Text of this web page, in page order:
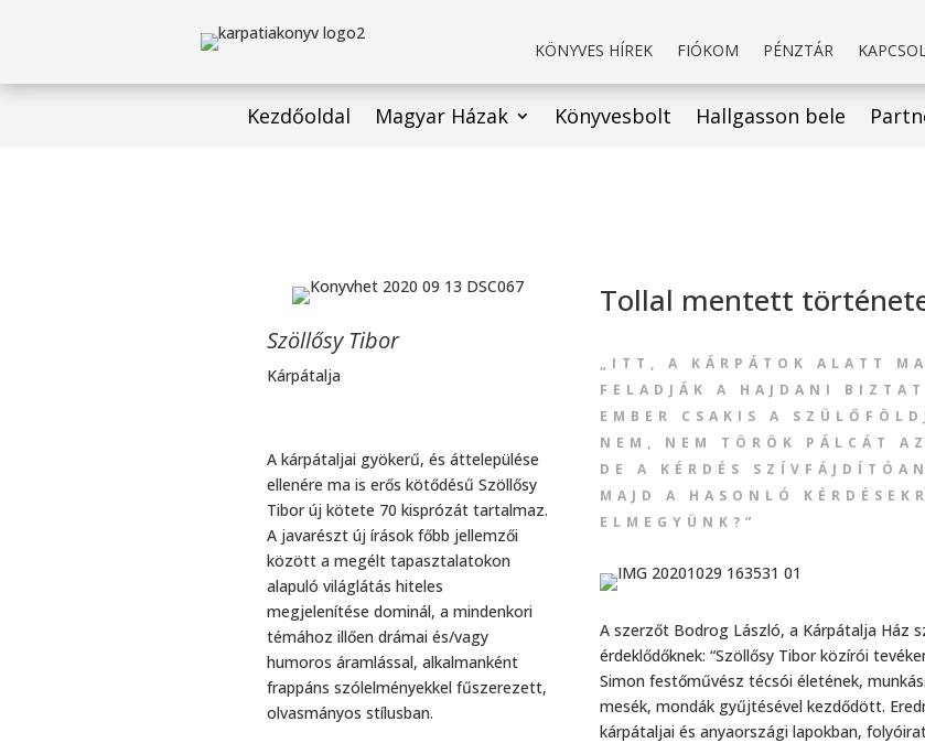
KÖNYVES HÍREK FIÓKOM PÉNZTÁR
Kezdőoldal Magyar Házak Könyvesbolt Hallgasson bele
Szöllősy Tibor
Kárpátalja
A kárpátaljai gyökerű, és áttelepülése
ellenére ma is erős kötődésű Szöllősy
Tibor új kötete 70 kisprózát tartalmaz.
A javarészt új írások főbb jellemzői
között a megélt tapasztalatokon
alapuló világlátás hiteles
megjelenítése dominál, a mindenkori
témához illően drámai és/vagy
humoros áramlással, alkalmanként
frappáns szólelményekkel fűszerezett,
olvasmányos stílusban.
Tollal mentett
„ITT, A KÁRPÁTOK ALATT
FELADJÁK A HAJDANI
EMBER CSAKIS A
NEM, NEM TÖRÖK PÁLCÁT
DE A KÉRDÉS
MAJD A HASONLÓ
ELMEGYÜNK?”
A szerzőt Bodrog László, a Kárpátalja Ház
érdeklődőknek: “Szöllősy Tibor közírói
Simon festőművész técsói életének,
mesék, mondák gyűjtésével kezdődött.
kárpátaljai és anyaországi lapokban,